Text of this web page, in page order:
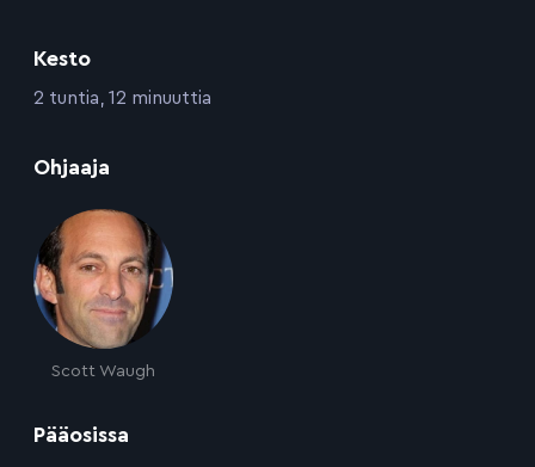
Kesto
:2 tuntia, 12 minuuttia
Ohjaaja
Scott Waugh
Pääosissa